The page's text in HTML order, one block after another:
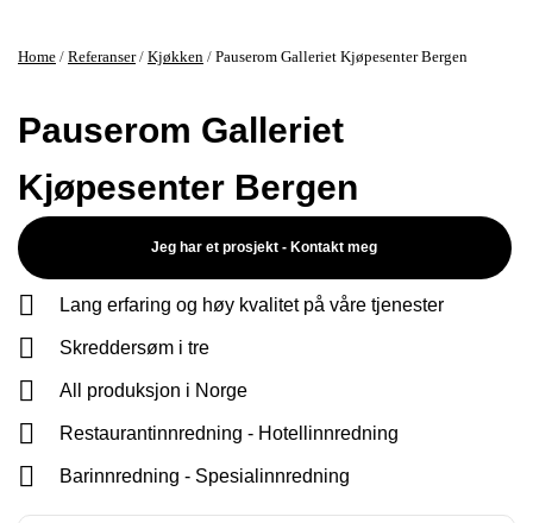
Home / Referanser/ Kjøkken / Pauserom Galleriet Kjøpesenter Bergen
Pauserom Galleriet
Kjøpesenter Bergen
Jeg har et prosjekt - Kontakt meg
Lang erfaring og høy kvalitet på våre tjenester
Skreddersøm i tre
All produksjon i Norge
Restaurantinnredning - Hotellinnredning
Barinnredning - Spesialinnredning